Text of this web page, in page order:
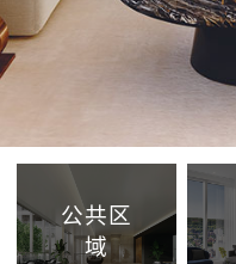
周边社区
团队
联系方式
EN
公共区
域